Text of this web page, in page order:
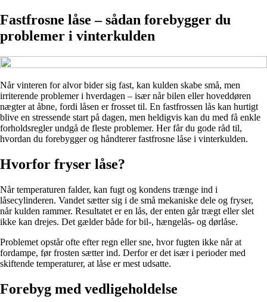
Fastfrosne låse – sådan forebygger du
problemer i vinterkulden
Når vinteren for alvor bider sig fast, kan kulden skabe små, men
irriterende problemer i hverdagen – især når bilen eller hoveddøren
nægter at åbne, fordi låsen er frosset til. En fastfrossen lås kan hurtigt
blive en stressende start på dagen, men heldigvis kan du med få enkle
forholdsregler undgå de fleste problemer. Her får du gode råd til,
hvordan du forebygger og håndterer fastfrosne låse i vinterkulden.
Hvorfor fryser låse?
Når temperaturen falder, kan fugt og kondens trænge ind i
låsecylinderen. Vandet sætter sig i de små mekaniske dele og fryser,
når kulden rammer. Resultatet er en lås, der enten går trægt eller slet
ikke kan drejes. Det gælder både for bil-, hængelås- og dørlåse.
Problemet opstår ofte efter regn eller sne, hvor fugten ikke når at
fordampe, før frosten sætter ind. Derfor er det især i perioder med
skiftende temperaturer, at låse er mest udsatte.
Forebyg med vedligeholdelse